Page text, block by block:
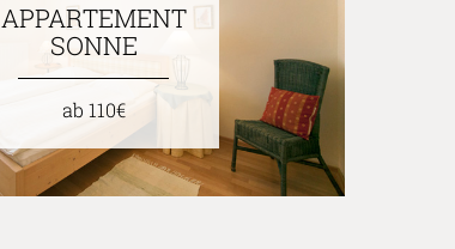
APPARTEMENT
SONNE
ab 110€